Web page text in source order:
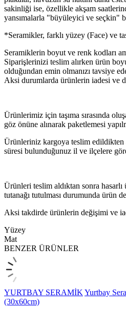
sakinliği ise, özellikle akşam
yansımalarla "büyüleyici ve seçkin"
*Seramikler, farklı yüzey (Face) ve
Seramiklerin boyut ve renk kodları
Siparişlerinizi teslim alırken ürün
olduğundan emin olmanızı tavsiye
Aksi durumlarda ürünlerin iadesi ve
Ürünlerimiz için taşıma sırasında
göz önüne alınarak paketlemesi
Ürünleriniz kargoya teslim edildikten
süresi bulunduğunuz il ve ilçelere
Ürünleri teslim aldıktan sonra
tutanağı tutulması durumunda ürün
Aksi takdirde ürünlerin değişimi ve
Yüzey
Mat
BENZER ÜRÜNLER
YURTBAY SERAMİK Yurtbay
(30x60cm)